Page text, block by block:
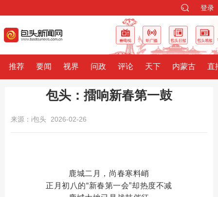
登录
推荐 要闻 视界 问政 评论 天下 内蒙古 直
包头：擂响新春第一鼓
来源：i包头 2026-02-26
鹿城二月，尚春寒料峭
正月初八的“新春第一会”却热度不减